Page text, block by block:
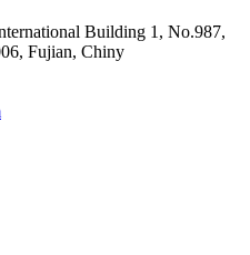
Building 1, No.987,
Fujian, Chiny